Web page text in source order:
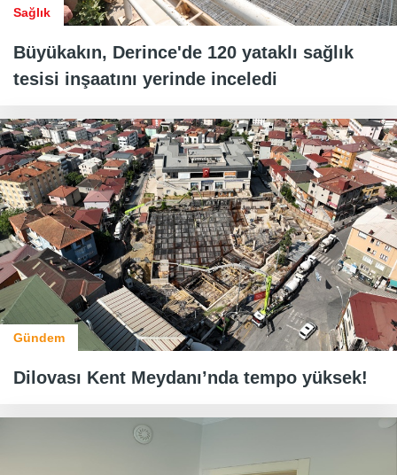
Sağlık
Büyükakın, Derince'de 120 yataklı sağlık
tesisi inşaatını yerinde inceledi
Gündem
Dilovası Kent Meydanı’nda tempo yüksek!